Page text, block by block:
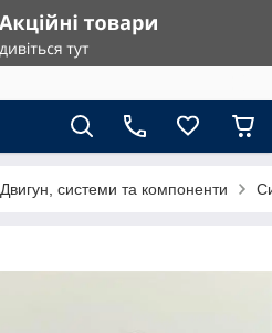
Двигун, системи та компоненти